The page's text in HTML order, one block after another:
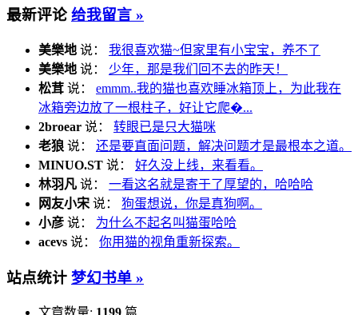
最新评论 给我留言 »
美樂地 说： 我很喜欢猫~但家里有小宝宝，养不了
美樂地 说： 少年，那是我们回不去的昨天！
松茸 说： emmm..我的猫也喜欢睡冰箱顶上，为此我在
冰箱旁边放了一根柱子，好让它爬�...
2broear 说： 转眼已是只大猫咪
老狼 说： 还是要直面问题，解决问题才是最根本之道。
MINUO.ST 说： 好久没上线，来看看。
林羽凡 说： 一看这名就是寄于了厚望的，哈哈哈
网友小宋 说： 狗蛋想说，你是真狗啊。
小彦 说： 为什么不起名叫猫蛋哈哈
acevs 说： 你用猫的视角重新探索。
站点统计 梦幻书单 »